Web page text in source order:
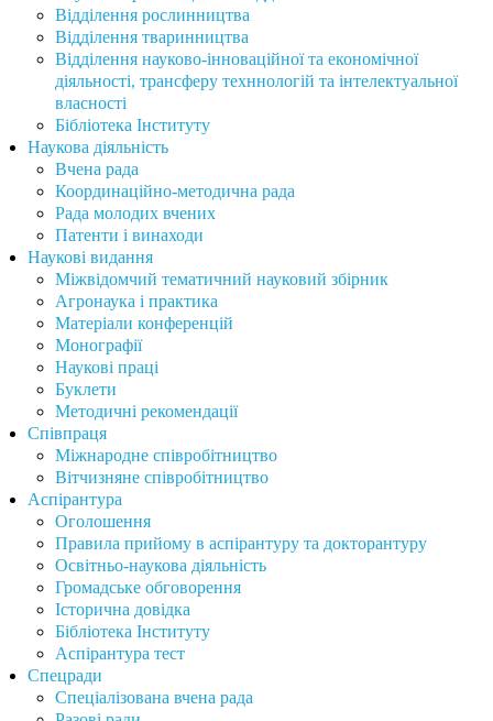
Відділення рослинництва
Відділення тваринництва
Відділення науково-інноваційної та економічної
діяльності, трансферу техннологій та інтелектуальної
власності
Бібліотека Інституту
Наукова діяльність
Вчена рада
Координаційно-методична рада
Рада молодих вчених
Патенти і винаходи
Наукові видання
Міжвідомчий тематичний науковий збірник
Агронаука і практика
Матеріали конференцій
Монографії
Наукові праці
Буклети
Методичні рекомендації
Співпраця
Міжнародне співробітництво
Вітчизняне співробітництво
Аспірантура
Оголошення
Правила прийому в аспірантуру та докторантуру
Освітньо-наукова діяльність
Громадське обговорення
Історична довідка
Бібліотека Інституту
Аспірантура тест
Спецради
Спеціалізована вчена рада